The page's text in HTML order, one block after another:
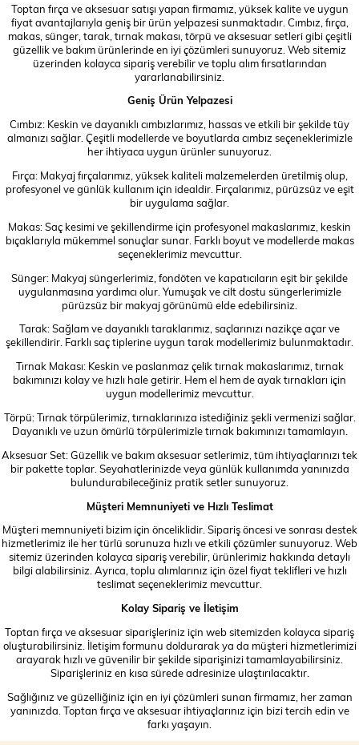
Toptan fırça ve aksesuar satışı yapan firmamız, yüksek kalite ve uygun
fiyat avantajlarıyla geniş bir ürün yelpazesi sunmaktadır. Cımbız, fırça,
makas, sünger, tarak, tırnak makası, törpü ve aksesuar setleri gibi çeşitli
güzellik ve bakım ürünlerinde en iyi çözümleri sunuyoruz. Web sitemiz
üzerinden kolayca sipariş verebilir ve toplu alım fırsatlarından
yararlanabilirsiniz.
Geniş Ürün Yelpazesi
Cımbız: Keskin ve dayanıklı cımbızlarımız, hassas ve etkili bir şekilde tüy
almanızı sağlar. Çeşitli modellerde ve boyutlarda cımbız seçeneklerimizle
her ihtiyaca uygun ürünler sunuyoruz.
Fırça: Makyaj fırçalarımız, yüksek kaliteli malzemelerden üretilmiş olup,
profesyonel ve günlük kullanım için idealdir. Fırçalarımız, pürüzsüz ve eşit
bir uygulama sağlar.
Makas: Saç kesimi ve şekillendirme için profesyonel makaslarımız, keskin
bıçaklarıyla mükemmel sonuçlar sunar. Farklı boyut ve modellerde makas
seçeneklerimiz mevcuttur.
Sünger: Makyaj süngerlerimiz, fondöten ve kapatıcıların eşit bir şekilde
uygulanmasına yardımcı olur. Yumuşak ve cilt dostu süngerlerimizle
pürüzsüz bir makyaj görünümü elde edebilirsiniz.
Tarak: Sağlam ve dayanıklı taraklarımız, saçlarınızı nazikçe açar ve
şekillendirir. Farklı saç tiplerine uygun tarak modellerimiz bulunmaktadır.
Tırnak Makası: Keskin ve paslanmaz çelik tırnak makaslarımız, tırnak
bakımınızı kolay ve hızlı hale getirir. Hem el hem de ayak tırnakları için
uygun modellerimiz mevcuttur.
Törpü: Tırnak törpülerimiz, tırnaklarınıza istediğiniz şekli vermenizi sağlar.
Dayanıklı ve uzun ömürlü törpülerimizle tırnak bakımınızı tamamlayın.
Aksesuar Set: Güzellik ve bakım aksesuar setlerimiz, tüm ihtiyaçlarınızı tek
bir pakette toplar. Seyahatlerinizde veya günlük kullanımda yanınızda
bulundurabileceğiniz pratik setler sunuyoruz.
Müşteri Memnuniyeti ve Hızlı Teslimat
Müşteri memnuniyeti bizim için önceliklidir. Sipariş öncesi ve sonrası destek
hizmetlerimiz ile her türlü sorunuza hızlı ve etkili çözümler sunuyoruz. Web
sitemiz üzerinden kolayca sipariş verebilir, ürünlerimiz hakkında detaylı
bilgi alabilirsiniz. Ayrıca, toplu alımlarınız için özel fiyat teklifleri ve hızlı
teslimat seçeneklerimiz mevcuttur.
Kolay Sipariş ve İletişim
Toptan fırça ve aksesuar siparişleriniz için web sitemizden kolayca sipariş
oluşturabilirsiniz. İletişim formunu doldurarak ya da müşteri hizmetlerimizi
arayarak hızlı ve güvenilir bir şekilde siparişinizi tamamlayabilirsiniz.
Siparişleriniz en kısa sürede adresinize ulaştırılacaktır.
Sağlığınız ve güzelliğiniz için en iyi çözümleri sunan firmamız, her zaman
yanınızda. Toptan fırça ve aksesuar ihtiyaçlarınız için bizi tercih edin ve
farkı yaşayın.